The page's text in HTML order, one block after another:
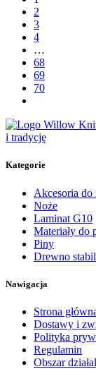
2
3
4
…
68
69
70
Kategorie
Akcesoria do
Noże
Laminat G10
Materiały do
Piny
Drewno
Nawigacja
Strona
Dostawy i
Polityka
Regulamin
Obszar